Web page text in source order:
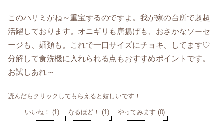
このハサミがね～重宝するのですよ。我が家の台所で超超
活躍しております。オニギリも唐揚げも、おさかなソーセ
ージも、麺類も。これで一口サイズにチョキ、してます♡
分解して食洗機に入れられる点もおすすめポイントです。
お試しあれ～
読んだらクリックしてもらえると嬉しいです！
いいね！ (1) なるほど！ (1) やってみます (0)